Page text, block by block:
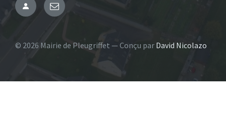
Administration
Email
© 2026 Mairie de Pleugriffet — Conçu par David Nicolazo